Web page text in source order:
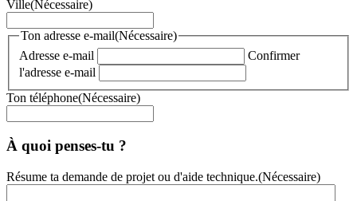
Ville(Nécessaire)
Ton adresse e-mail(Nécessaire)
Adresse e-mail
Confirmer
l'adresse e-mail
Ton téléphone(Nécessaire)
À quoi penses-tu ?
Résume ta demande de projet ou d'aide technique.(Nécessaire)